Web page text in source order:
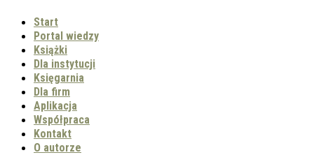
Start
Portal wiedzy
Książki
Dla instytucji
Księgarnia
Dla firm
Aplikacja
Współpraca
Kontakt
O autorze